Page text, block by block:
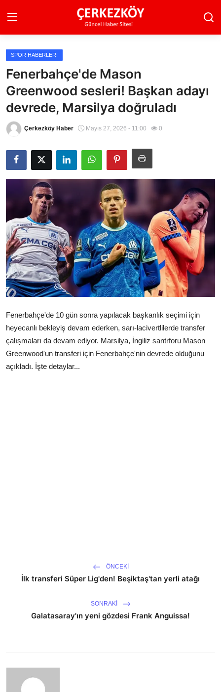
Ana Sayfa
Son Dakika
Ekonomi Haberleri
Magazin Haberleri
Spor Haberleri
Teknoloji Haberleri
Dünya Haberleri
Çerkezköy
SPOR HABERLERI
Fenerbahçe'de Mason
Greenwood sesleri! Başkan adayı
devrede, Marsilya doğruladı
Çerkezköy Haber Mayıs 27, 2026 - 11:00 0
Fenerbahçe'de 10 gün sonra yapılacak başkanlık seçimi için
heyecanlı bekleyiş devam ederken, sarı-lacivertlilerde transfer
çalışmaları da devam ediyor. Marsilya, İngiliz santrforu Mason
Greenwood'un transferi için Fenerbahçe'nin devrede olduğunu
açıkladı. İşte detaylar...
ÖNCEKI
İlk transferi Süper Lig'den! Beşiktaş'tan yerli atağı
SONRAKI
Galatasaray'ın yeni gözdesi Frank Anguissa!